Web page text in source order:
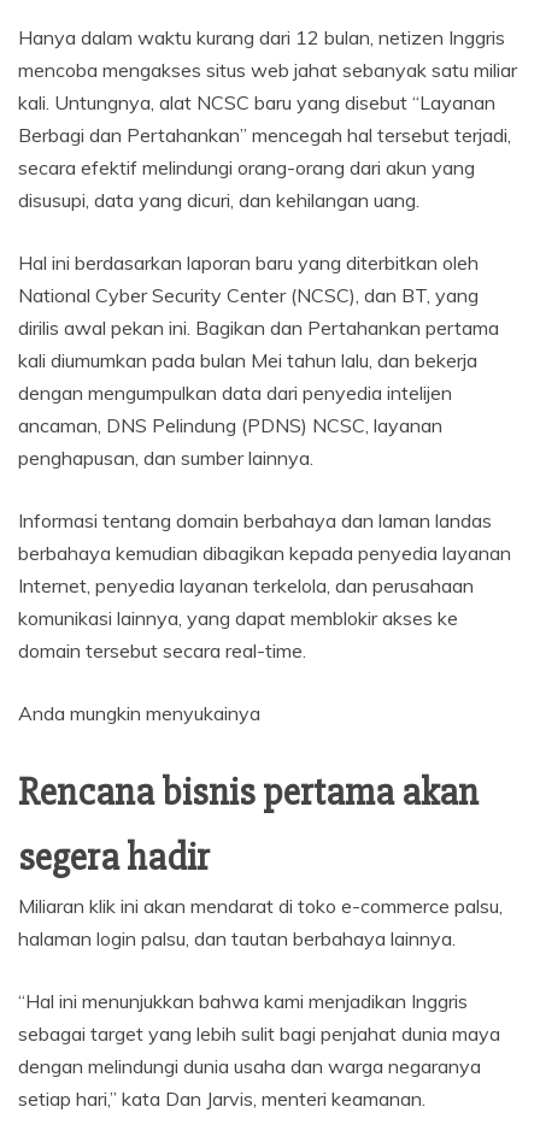
Hanya dalam waktu kurang dari 12 bulan, netizen Inggris
mencoba mengakses situs web jahat sebanyak satu miliar
kali. Untungnya, alat NCSC baru yang disebut “Layanan
Berbagi dan Pertahankan” mencegah hal tersebut terjadi,
secara efektif melindungi orang-orang dari akun yang
disusupi, data yang dicuri, dan kehilangan uang.
Hal ini berdasarkan laporan baru yang diterbitkan oleh
National Cyber ​​Security Center (NCSC), dan BT, yang
dirilis awal pekan ini. Bagikan dan Pertahankan pertama
kali diumumkan pada bulan Mei tahun lalu, dan bekerja
dengan mengumpulkan data dari penyedia intelijen
ancaman, DNS Pelindung (PDNS) NCSC, layanan
penghapusan, dan sumber lainnya.
Informasi tentang domain berbahaya dan laman landas
berbahaya kemudian dibagikan kepada penyedia layanan
Internet, penyedia layanan terkelola, dan perusahaan
komunikasi lainnya, yang dapat memblokir akses ke
domain tersebut secara real-time.
Anda mungkin menyukainya
Rencana bisnis pertama akan
segera hadir
Miliaran klik ini akan mendarat di toko e-commerce palsu,
halaman login palsu, dan tautan berbahaya lainnya.
“Hal ini menunjukkan bahwa kami menjadikan Inggris
sebagai target yang lebih sulit bagi penjahat dunia maya
dengan melindungi dunia usaha dan warga negaranya
setiap hari,” kata Dan Jarvis, menteri keamanan.